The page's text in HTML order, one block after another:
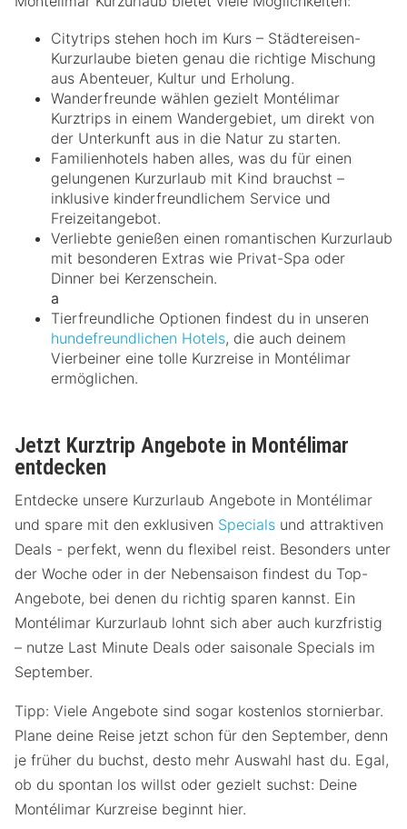
Citytrips stehen hoch im Kurs – Städtereisen-
Kurzurlaube bieten genau die richtige Mischung
aus Abenteuer, Kultur und Erholung.
Wanderfreunde wählen gezielt Montélimar
Kurztrips in einem Wandergebiet, um direkt von
der Unterkunft aus in die Natur zu starten.
Familienhotels haben alles, was du für einen
gelungenen Kurzurlaub mit Kind brauchst –
inklusive kinderfreundlichem Service und
Freizeitangebot.
Verliebte genießen einen romantischen Kurzurlaub
mit besonderen Extras wie Privat-Spa oder
Dinner bei Kerzenschein.
a
Tierfreundliche Optionen findest du in unseren
hundefreundlichen Hotels, die auch deinem
Vierbeiner eine tolle Kurzreise in Montélimar
ermöglichen.
Jetzt Kurztrip Angebote in Montélimar
entdecken
Entdecke unsere Kurzurlaub Angebote in Montélimar
und spare mit den exklusiven Specials und attraktiven
Deals - perfekt, wenn du flexibel reist. Besonders unter
der Woche oder in der Nebensaison findest du Top-
Angebote, bei denen du richtig sparen kannst. Ein
Montélimar Kurzurlaub lohnt sich aber auch kurzfristig
– nutze Last Minute Deals oder saisonale Specials im
September.
Tipp: Viele Angebote sind sogar kostenlos stornierbar.
Plane deine Reise jetzt schon für den September, denn
je früher du buchst, desto mehr Auswahl hast du. Egal,
ob du spontan los willst oder gezielt suchst: Deine
Montélimar Kurzreise beginnt hier.